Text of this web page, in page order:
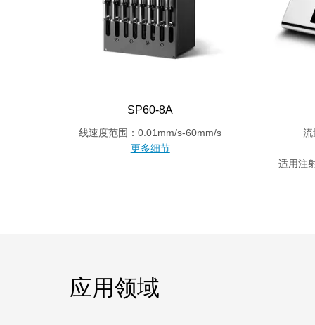
SP60-8A
线速度范围：0.01mm/s-60mm/s
更多细节
流
适用注
应用领域